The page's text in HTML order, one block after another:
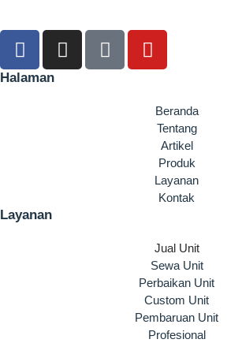
Halaman
Beranda
Tentang
Artikel
Produk
Layanan
Kontak
Layanan
Jual Unit
Sewa Unit
Perbaikan Unit
Custom Unit
Pembaruan Unit
Profesional